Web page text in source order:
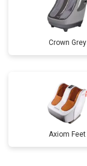
Crown Grey
Axiom Feet